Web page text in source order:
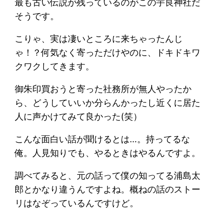
そうです。
こりゃ、実は凄いところに来ちゃったんじ
ゃ！？何気なく寄っただけやのに、ドキドキワ
クワクしてきます。
御朱印買おうと寄った社務所が無人やったか
ら、どうしていいか分らんかったし近くに居た
人に声かけてみて良かった(笑）
こんな面白い話が聞けるとは…。持ってるな
俺。人見知りでも、やるときはやるんですよ。
調べてみると、元の話って僕の知ってる浦島太
郎とかなり違うんですよね。概ねの話のストー
リはなぞっているんですけど。